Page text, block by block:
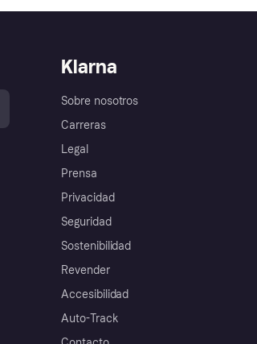
Klarna
Sobre nosotros
Carreras
Legal
Prensa
Privacidad
Seguridad
Sostenibilidad
Revender
Accesibilidad
Auto-Track